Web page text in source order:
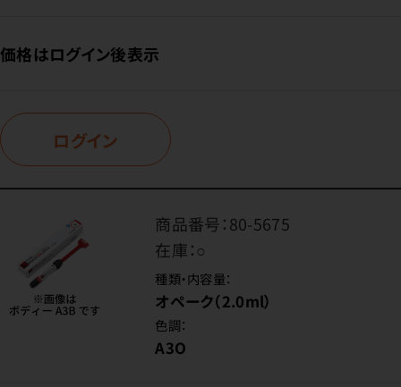
価格はログイン後表示
ログイン
商品番号：80-5675
在庫：○
種類・内容量：
オペーク（2.0ml）
色調：
A3O